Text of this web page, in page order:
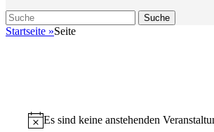
Suche
Suche
nach:
Startseite »Seite
Hinweis
Es sind keine anstehenden